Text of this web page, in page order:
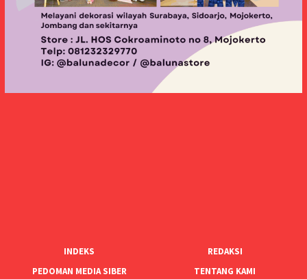
INDEKS
REDAKSI
PEDOMAN MEDIA SIBER
TENTANG KAMI